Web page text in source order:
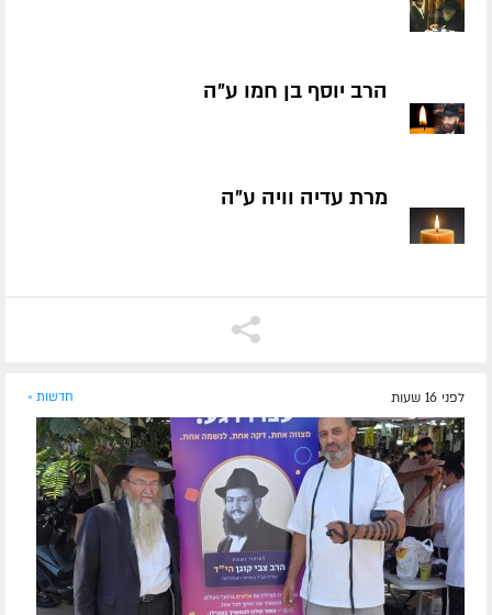
הרב יוסף בן חמו ע״ה
מרת עדיה וויה ע״ה
לפני 16 שעות חדשות »